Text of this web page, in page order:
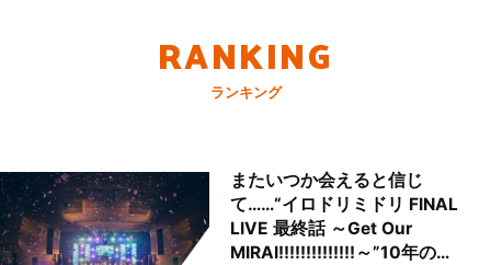
RANKING
ランキング
またいつか会えると信じ
て……“イロドリミドリ FINAL
LIVE 最終話 ～Get Our
MIRAI!!!!!!!!!!!!!!～”10年の活